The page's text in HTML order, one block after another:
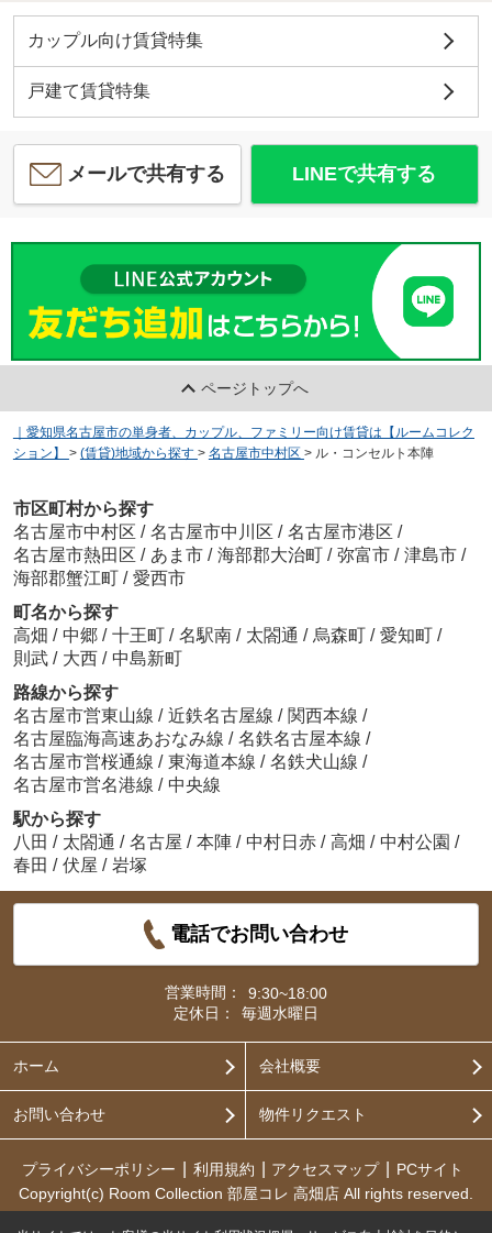
カップル向け賃貸特集
戸建て賃貸特集
メールで共有する LINEで共有する
ページトップへ
｜愛知県名古屋市の単身者、カップル、ファミリー向け賃貸は【ルームコレク
ション】
> (賃貸)地域から探す > 名古屋市中村区 > ル・コンセルト本陣
市区町村から探す
名古屋市中村区 / 名古屋市中川区 / 名古屋市港区 /
名古屋市熱田区 / あま市 / 海部郡大治町 / 弥富市 / 津島市 /
海部郡蟹江町 / 愛西市
町名から探す
高畑 / 中郷 / 十王町 / 名駅南 / 太閤通 / 烏森町 / 愛知町 /
則武 / 大西 / 中島新町
路線から探す
名古屋市営東山線 / 近鉄名古屋線 / 関西本線 /
名古屋臨海高速あおなみ線 / 名鉄名古屋本線 /
名古屋市営桜通線 / 東海道本線 / 名鉄犬山線 /
名古屋市営名港線 / 中央線
駅から探す
八田 / 太閤通 / 名古屋 / 本陣 / 中村日赤 / 高畑 / 中村公園 /
春田 / 伏屋 / 岩塚
電話でお問い合わせ
営業時間：
9:30~18:00
定休日：
毎週水曜日
ホーム 会社概要
お問い合わせ 物件リクエスト
プライバシーポリシー 利用規約 アクセスマップ
PCサイト
Copyright(c) Room Collection 部屋コレ 高畑店 All rights reserved.